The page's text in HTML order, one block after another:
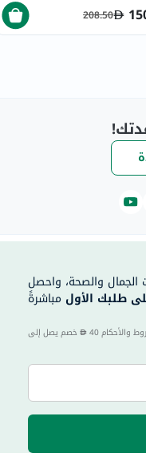
208.50
والصحة، واحصل